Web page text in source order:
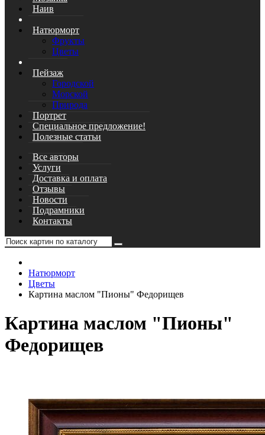
Наив
Натюрморт
Фрукты
Цветы
Пейзаж
Городской
Морской
Природа
Портрет
Специальное предложение!
Полезные статьи
Все авторы
Услуги
Доставка и оплата
Отзывы
Новости
Подрамники
Контакты
Натюрморт
Цветы
Картина маслом "Пионы" Федорищев
Картина маслом "Пионы"
Федорищев